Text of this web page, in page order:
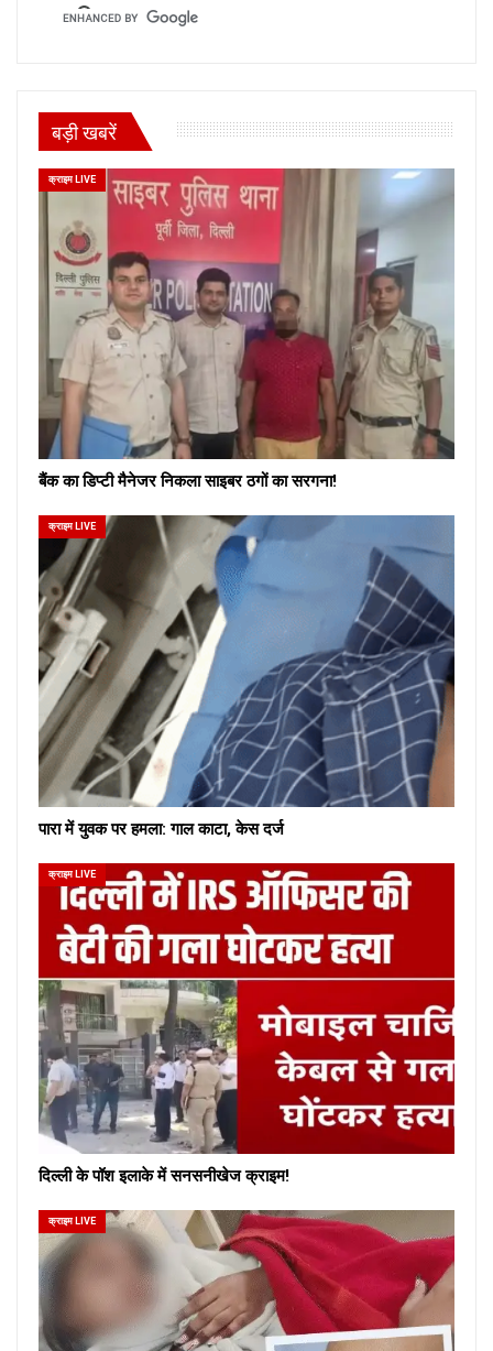
बड़ी खबरें
क्राइम LIVE
बैंक का डिप्टी मैनेजर निकला साइबर ठगों का सरगना!
क्राइम LIVE
पारा में युवक पर हमला: गाल काटा, केस दर्ज
क्राइम LIVE
दिल्ली के पॉश इलाके में सनसनीखेज क्राइम!
क्राइम LIVE